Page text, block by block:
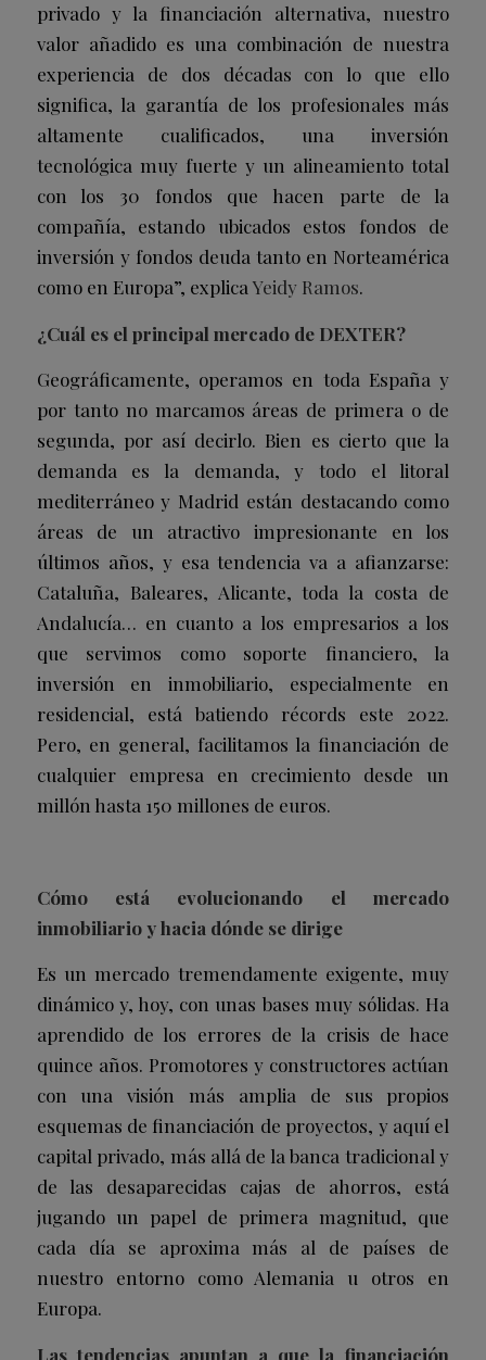
privado y la financiación alternativa, nuestro
valor añadido es una combinación de nuestra
experiencia de dos décadas con lo que ello
significa, la garantía de los profesionales más
altamente cualificados, una inversión
tecnológica muy fuerte y un alineamiento total
con los 30 fondos que hacen parte de la
compañía, estando ubicados estos fondos de
inversión y fondos deuda tanto en Norteamérica
como en Europa”, explica Yeidy Ramos.
¿Cuál es el principal mercado de DEXTER?
Geográficamente, operamos en toda España y
por tanto no marcamos áreas de primera o de
segunda, por así decirlo. Bien es cierto que la
demanda es la demanda, y todo el litoral
mediterráneo y Madrid están destacando como
áreas de un atractivo impresionante en los
últimos años, y esa tendencia va a afianzarse:
Cataluña, Baleares, Alicante, toda la costa de
Andalucía… en cuanto a los empresarios a los
que servimos como soporte financiero, la
inversión en inmobiliario, especialmente en
residencial, está batiendo récords este 2022.
Pero, en general, facilitamos la financiación de
cualquier empresa en crecimiento desde un
millón hasta 150 millones de euros.
Cómo está evolucionando el mercado
inmobiliario y hacia dónde se dirige
Es un mercado tremendamente exigente, muy
dinámico y, hoy, con unas bases muy sólidas. Ha
aprendido de los errores de la crisis de hace
quince años. Promotores y constructores actúan
con una visión más amplia de sus propios
esquemas de financiación de proyectos, y aquí el
capital privado, más allá de la banca tradicional y
de las desaparecidas cajas de ahorros, está
jugando un papel de primera magnitud, que
cada día se aproxima más al de países de
nuestro entorno como Alemania u otros en
Europa.
Las tendencias apuntan a que la financiación